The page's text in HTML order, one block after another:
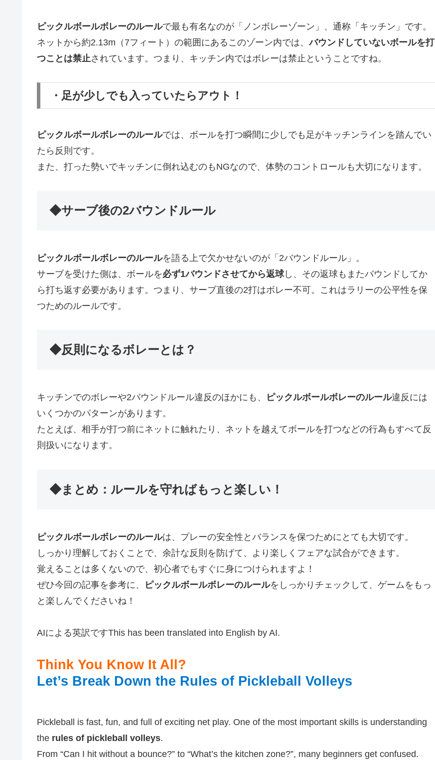
ピックルボールボレーのルールで最も有名なのが「ノンボレーゾーン」、通称「キッチン」です。
ネットから約2.13m（7フィート）の範囲にあるこのゾーン内では、バウンドしていないボールを打
つことは禁止されています。つまり、キッチン内ではボレーは禁止ということですね。
・足が少しでも入っていたらアウト！
ピックルボールボレーのルールでは、ボールを打つ瞬間に少しでも足がキッチンラインを踏んでい
たら反則です。
また、打った勢いでキッチンに倒れ込むのもNGなので、体勢のコントロールも大切になります。
◆サーブ後の2バウンドルール
ピックルボールボレーのルールを語る上で欠かせないのが「2バウンドルール」。
サーブを受けた側は、ボールを必ず1バウンドさせてから返球し、その返球もまたバウンドしてか
ら打ち返す必要があります。つまり、サーブ直後の2打はボレー不可。これはラリーの公平性を保
つためのルールです。
◆反則になるボレーとは？
キッチンでのボレーや2バウンドルール違反のほかにも、 ピックルボールボレーのルール違反には
いくつかのパターンがあります。
たとえば、相手が打つ前にネットに触れたり、ネットを越えてボールを打つなどの行為もすべて反
則扱いになります。
◆まとめ：ルールを守ればもっと楽しい！
ピックルボールボレーのルールは、プレーの安全性とバランスを保つためにとても大切です。
しっかり理解しておくことで、余計な反則を防げて、より楽しくフェアな試合ができます。
覚えることは多くないので、初心者でもすぐに身につけられますよ！
ぜひ今回の記事を参考に、
ピックルボールボレーのルールをしっかりチェックして、ゲームをもっ
と楽しんでくださいね！
AIによる英訳ですThis has been translated into English by AI.
Think You Know It All?
Let’s Break Down the Rules of Pickleball Volleys
Pickleball is fast, fun, and full of exciting net play. One of the most important skills is understanding
the rules of pickleball volleys.
From “Can I hit without a bounce?” to “What’s the kitchen zone?”, many beginners get confused.